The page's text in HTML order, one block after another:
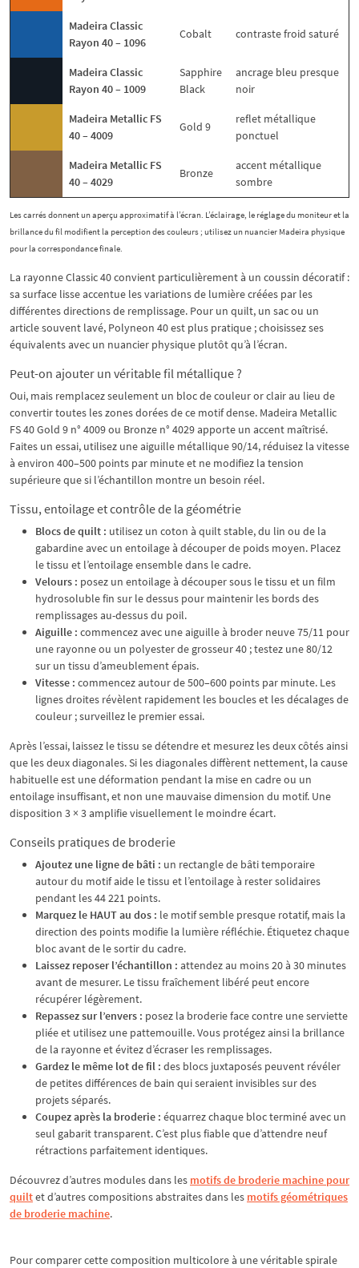
Madeira Classic
Rayon 40 – 1096
Cobalt contraste froid saturé
Madeira Classic
Rayon 40 – 1009
Sapphire
Black
ancrage bleu presque
noir
Madeira Metallic FS
40 – 4009
Gold 9
reflet métallique
ponctuel
Madeira Metallic FS
40 – 4029
Bronze
accent métallique
sombre
Les carrés donnent un aperçu approximatif à l’écran. L’éclairage, le réglage du moniteur et la
brillance du fil modifient la perception des couleurs ; utilisez un nuancier Madeira physique
pour la correspondance finale.
La rayonne Classic 40 convient particulièrement à un coussin décoratif :
sa surface lisse accentue les variations de lumière créées par les
différentes directions de remplissage. Pour un quilt, un sac ou un
article souvent lavé, Polyneon 40 est plus pratique ; choisissez ses
équivalents avec un nuancier physique plutôt qu’à l’écran.
Peut-on ajouter un véritable fil métallique ?
Oui, mais remplacez seulement un bloc de couleur or clair au lieu de
convertir toutes les zones dorées de ce motif dense. Madeira Metallic
FS 40 Gold 9 n° 4009 ou Bronze n° 4029 apporte un accent maîtrisé.
Faites un essai, utilisez une aiguille métallique 90/14, réduisez la vitesse
à environ 400–500 points par minute et ne modifiez la tension
supérieure que si l’échantillon montre un besoin réel.
Tissu, entoilage et contrôle de la géométrie
Blocs de quilt : utilisez un coton à quilt stable, du lin ou de la
gabardine avec un entoilage à découper de poids moyen. Placez
le tissu et l’entoilage ensemble dans le cadre.
Velours : posez un entoilage à découper sous le tissu et un film
hydrosoluble fin sur le dessus pour maintenir les bords des
remplissages au-dessus du poil.
Aiguille : commencez avec une aiguille à broder neuve 75/11 pour
une rayonne ou un polyester de grosseur 40 ; testez une 80/12
sur un tissu d’ameublement épais.
Vitesse : commencez autour de 500–600 points par minute. Les
lignes droites révèlent rapidement les boucles et les décalages de
couleur ; surveillez le premier essai.
Après l’essai, laissez le tissu se détendre et mesurez les deux côtés ainsi
que les deux diagonales. Si les diagonales diffèrent nettement, la cause
habituelle est une déformation pendant la mise en cadre ou un
entoilage insuffisant, et non une mauvaise dimension du motif. Une
disposition 3 × 3 amplifie visuellement le moindre écart.
Conseils pratiques de broderie
Ajoutez une ligne de bâti : un rectangle de bâti temporaire
autour du motif aide le tissu et l’entoilage à rester solidaires
pendant les 44 221 points.
Marquez le HAUT au dos : le motif semble presque rotatif, mais la
direction des points modifie la lumière réfléchie. Étiquetez chaque
bloc avant de le sortir du cadre.
Laissez reposer l’échantillon : attendez au moins 20 à 30 minutes
avant de mesurer. Le tissu fraîchement libéré peut encore
récupérer légèrement.
Repassez sur l’envers : posez la broderie face contre une serviette
pliée et utilisez une pattemouille. Vous protégez ainsi la brillance
de la rayonne et évitez d’écraser les remplissages.
Gardez le même lot de fil : des blocs juxtaposés peuvent révéler
de petites différences de bain qui seraient invisibles sur des
projets séparés.
Coupez après la broderie : équarrez chaque bloc terminé avec un
seul gabarit transparent. C’est plus fiable que d’attendre neuf
rétractions parfaitement identiques.
Découvrez d’autres modules dans les motifs de broderie machine pour
quiltet d’autres compositions abstraites dans les motifs géométriques
de broderie machine.
Pour comparer cette composition multicolore à une véritable spirale